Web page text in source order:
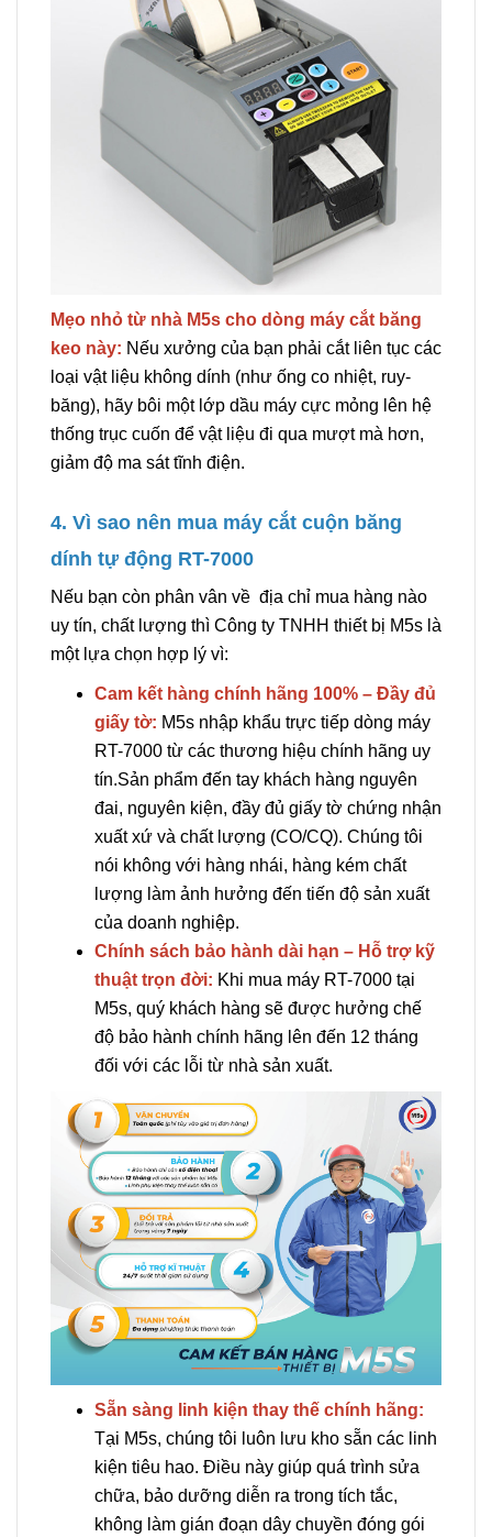
Mẹo nhỏ từ nhà M5s cho dòng máy cắt băng
keo này: Nếu xưởng của bạn phải cắt liên tục các
loại vật liệu không dính (như ống co nhiệt, ruy-
băng), hãy bôi một lớp dầu máy cực mỏng lên hệ
thống trục cuốn để vật liệu đi qua mượt mà hơn,
giảm độ ma sát tĩnh điện.
4. Vì sao nên mua máy cắt cuộn băng
dính tự động RT-7000
Nếu bạn còn phân vân về địa chỉ mua hàng nào
uy tín, chất lượng thì Công ty TNHH thiết bị M5s là
một lựa chọn hợp lý vì:
Cam kết hàng chính hãng 100% – Đầy đủ
giấy tờ: M5s nhập khẩu trực tiếp dòng máy
RT-7000 từ các thương hiệu chính hãng uy
tín.Sản phẩm đến tay khách hàng nguyên
đai, nguyên kiện, đầy đủ giấy tờ chứng nhận
xuất xứ và chất lượng (CO/CQ). Chúng tôi
nói không với hàng nhái, hàng kém chất
lượng làm ảnh hưởng đến tiến độ sản xuất
của doanh nghiệp.
Chính sách bảo hành dài hạn – Hỗ trợ kỹ
thuật trọn đời: Khi mua máy RT-7000 tại
M5s, quý khách hàng sẽ được hưởng chế
độ bảo hành chính hãng lên đến 12 tháng
đối với các lỗi từ nhà sản xuất.
Sẵn sàng linh kiện thay thế chính hãng:
Tại M5s, chúng tôi luôn lưu kho sẵn các linh
kiện tiêu hao. Điều này giúp quá trình sửa
chữa, bảo dưỡng diễn ra trong tích tắc,
không làm gián đoạn dây chuyền đóng gói